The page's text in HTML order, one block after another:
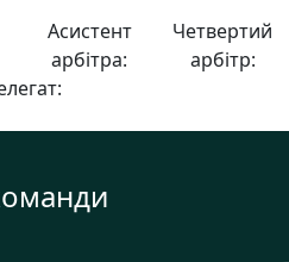
Асистент
арбітра:
Четвертий
арбітр: